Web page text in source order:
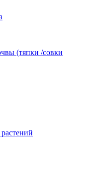
(тяпки /совки